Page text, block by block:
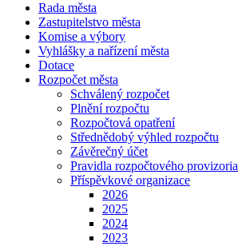
Rada města
Zastupitelstvo města
Komise a výbory
Vyhlášky a nařízení města
Dotace
Rozpočet města
Schválený rozpočet
Plnění rozpočtu
Rozpočtová opatření
Střednědobý výhled rozpočtu
Závěrečný účet
Pravidla rozpočtového provizoria
Příspěvkové organizace
2026
2025
2024
2023